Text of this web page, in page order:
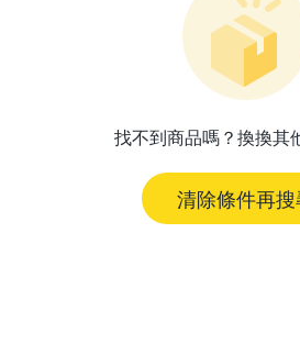
找不到商品嗎？換換其
清除條件再